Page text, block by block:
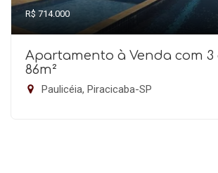
R$ 714.000
Apartamento à Venda com
86m²
Paulicéia, Piracicaba-SP